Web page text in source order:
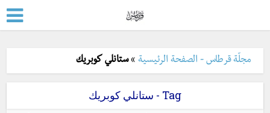
مجلّة قرطاس - الصفحة الرئيسية »ستانلي كوبريك
Tag - ستانلي كوبريك